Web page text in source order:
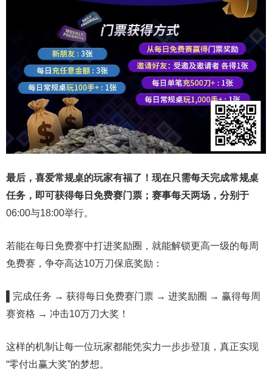
最后，喜爱常规桌的玩家有福了！现在只需每天完成常规桌
任务，即可获得每日免费赛门票；赛事每天两场，分别于
06:00与18:00举行。
若能在每日免费赛中打进奖励圈，就能解锁更高一级的每周
免费赛，争夺高达10万刀保底奖励：
完成任务 → 获得每日免费赛门票 → 进奖励圈 → 赢得每周
赛资格 → 冲击10万刀大奖！
这样的机制让每一位玩家都能凭实力一步步登顶，真正实现
“零付出赢大奖”的梦想。